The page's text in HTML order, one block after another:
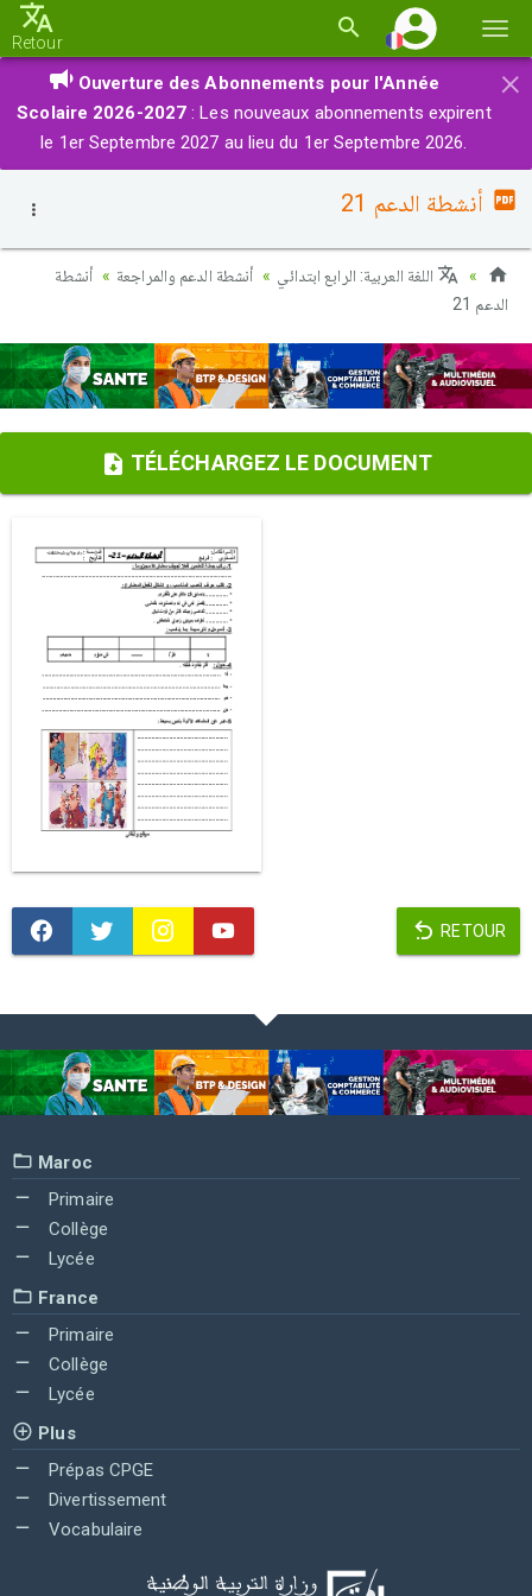
la
Retour
×
Ouverture des Abonnements pour l'Année
Scolaire 2026-2027 : Les nouveaux abonnements expirent
le 1er Septembre 2027 au lieu du 1er Septembre 2026.
أنشطة الدعم 21
اللغة العربية: الرابع ابتدائي أنشطة الدعم والمراجعة
أنشطة
الدعم 21
TÉLÉCHARGEZ LE DOCUMENT
RETOUR
Maroc
Primaire
Collège
Lycée
France
Primaire
Collège
Lycée
Plus
Prépas CPGE
Divertissement
Vocabulaire